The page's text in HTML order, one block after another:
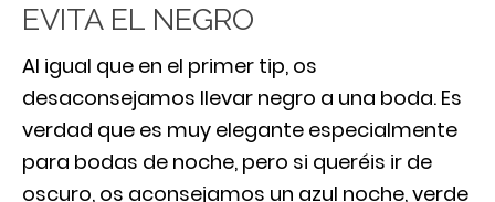
EVITA EL NEGRO
Al igual que en el primer tip, os
desaconsejamos llevar negro a una boda. Es
verdad que es muy elegante especialmente
para bodas de noche, pero si queréis ir de
oscuro, os aconsejamos un azul noche, verde